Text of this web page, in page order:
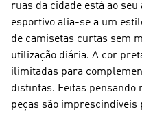
ruas da cidade está ao
esportivo alia-se a um
de camisetas curtas sem
utilização diária. A cor
ilimitadas para
distintas. Feitas pensando
peças são